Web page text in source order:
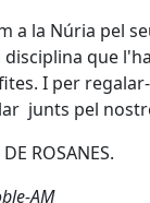
a la Núria pel
que
I per
junts pel
ROSANES.
AM